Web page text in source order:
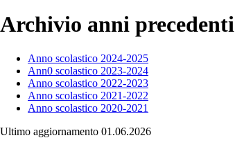
Archivio anni precedenti
Anno scolastico 2024-2025
Ann0 scolastico 2023-2024
Anno scolastico 2022-2023
Anno scolastico 2021-2022
Anno scolastico 2020-2021
Ultimo aggiornamento 01.06.2026